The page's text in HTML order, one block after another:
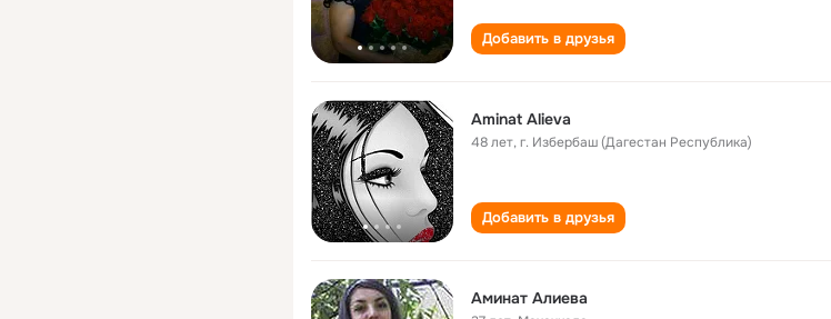
Добавить в друзья
Aminat Alieva
48 лет,г. Избербаш (Дагестан Республика)
Добавить в друзья
Аминат Алиева